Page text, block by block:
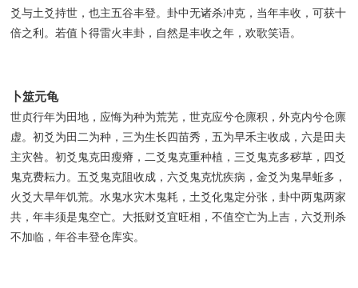
爻与土爻持世，也主五谷丰登。卦中无诸杀冲克，当年丰收，可获十
倍之利。若值卜得雷火丰卦，自然是丰收之年，欢歌笑语。
卜筮元龟
世贞行年为田地，应悔为种为荒芜，世克应兮仓廪积，外克内兮仓廪
虚。初爻为田二为种，三为生长四苗秀，五为早禾主收成，六是田夫
主灾咎。初爻鬼克田瘦瘠，二爻鬼克重种植，三爻鬼克多秽草，四爻
鬼克费耘力。五爻鬼克阻收成，六爻鬼克忧疾病，金爻为鬼旱蚯多，
火爻大旱年饥荒。水鬼水灾木鬼耗，土爻化鬼定分张，卦中两鬼两家
共，年丰须是鬼空亡。大抵财爻宜旺相，不值空亡为上吉，六爻刑杀
不加临，年谷丰登仓库实。